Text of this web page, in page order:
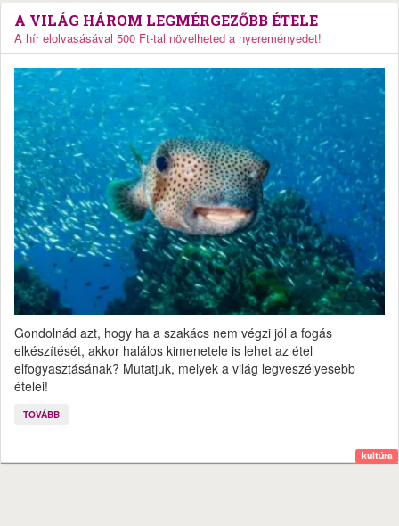
A VILÁG HÁROM LEGMÉRGEZŐBB ÉTELE
A hír elolvasásával 500 Ft-tal növelheted a nyereményedet!
Gondolnád azt, hogy ha a szakács nem végzi jól a fogás
elkészítését, akkor halálos kimenetele is lehet az étel
elfogyasztásának? Mutatjuk, melyek a világ legveszélyesebb
ételei!
TOVÁBB
kultúra